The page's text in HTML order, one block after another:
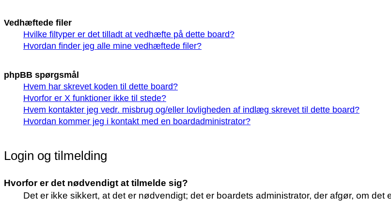
Vedhæftede filer
Hvilke filtyper er det tilladt at vedhæfte på dette board?
Hvordan finder jeg alle mine vedhæftede filer?
phpBB spørgsmål
Hvem har skrevet koden til dette board?
Hvorfor er X funktioner ikke til stede?
Hvem kontakter jeg vedr. misbrug og/eller lovligheden af indlæg skrevet til dette board?
Hvordan kommer jeg i kontakt med en boardadministrator?
Login og tilmelding
Hvorfor er det nødvendigt at tilmelde sig?
Det er ikke sikkert, at det er nødvendigt; det er boardets administrator, der afgør, om